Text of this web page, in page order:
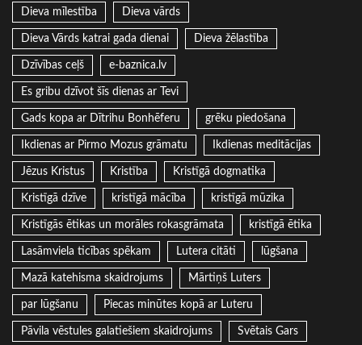
Dieva mīlestība Dieva vārds
Dieva Vārds katrai gada dienai Dieva žēlastība
Dzīvības ceļš e-baznica.lv
Es gribu dzīvot šīs dienas ar Tevi
Gads kopa ar Dītrihu Bonhēferu grēku piedošana
Ikdienas ar Pirmo Mozus grāmatu Ikdienas meditācijas
Jēzus Kristus Kristība Kristīgā dogmatika
Kristīgā dzīve kristīgā mācība kristīgā mūzika
Kristīgās ētikas un morāles rokasgrāmata kristīgā ētika
Lasāmviela ticības spēkam Lutera citāti lūgšana
Mazā katehisma skaidrojums Mārtiņš Luters
par lūgšanu Piecas minūtes kopā ar Luteru
Pāvila vēstules galatiešiem skaidrojums Svētais Gars